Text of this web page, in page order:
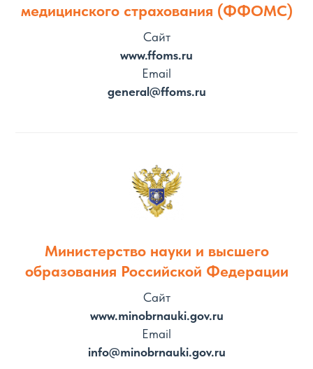
медицинского страхования (ФФОМС)
Сайт
www.ffoms.ru
Email
general@ffoms.ru
Министерство науки и высшего
образования Российской Федерации
Сайт
www.minobrnauki.gov.ru
Email
info@minobrnauki.gov.ru